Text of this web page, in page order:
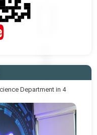
Department in 4